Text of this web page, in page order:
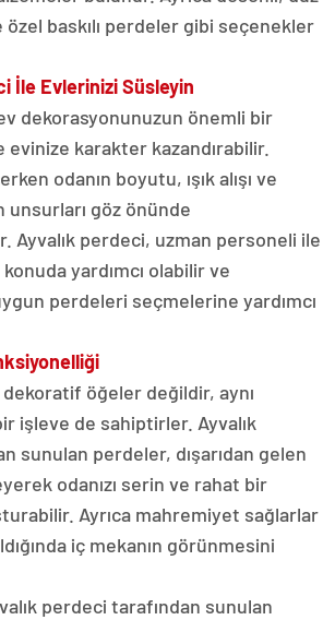
baskılı perdeler gibi seçenekler
İle Evlerinizi Süsleyin
dekorasyonunuzun önemli bir
evinize karakter kazandırabilir.
odanın boyutu, ışık alışı ve
unsurları göz önünde
Ayvalık perdeci, uzman personeli ile
yardımcı olabilir ve
perdeleri seçmelerine yardımcı
öğeler değildir, aynı
işleve de sahiptirler. Ayvalık
sunulan perdeler, dışarıdan gelen
odanızı serin ve rahat bir
Ayrıca mahremiyet sağlarlar
iç mekanın görünmesini
perdeci tarafından sunulan